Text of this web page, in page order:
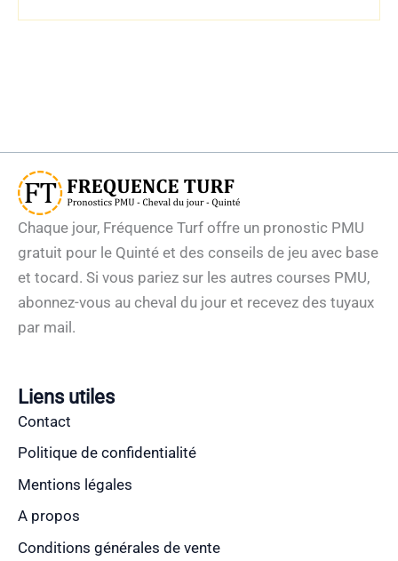
Chaque jour, Fréquence Turf offre un pronostic PMU
gratuit pour le Quinté et des conseils de jeu avec base
et tocard. Si vous pariez sur les autres courses PMU,
abonnez-vous au cheval du jour et recevez des tuyaux
par mail.
Liens utiles
Contact
Politique de confidentialité
Mentions légales
A propos
Conditions générales de vente